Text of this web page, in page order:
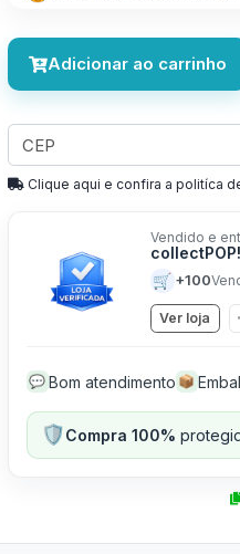
Adicionar ao carrinho
Clique aqui e confira a politíca
Vendido e
collectPOP!
🛒 +100
Ver loja
💬 Bom atendimento 📦
🛡️Compra 100%